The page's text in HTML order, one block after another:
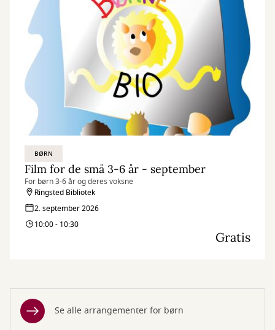
BØRN
Film for de små 3-6 år - september
For børn 3-6 år og deres voksne
Ringsted Bibliotek
2. september 2026
10:00 - 10:30
Gratis
Se alle arrangementer for børn